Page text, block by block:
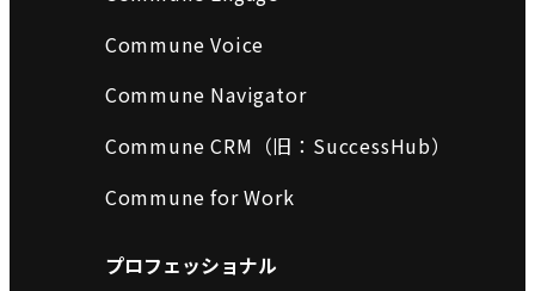
Commune Voice
Commune Navigator
Commune CRM（旧：SuccessHub）
Commune for Work
プロフェッショナル